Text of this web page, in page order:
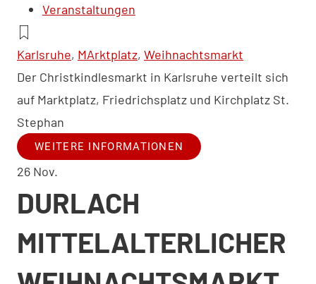
Veranstaltungen
Karlsruhe, MArktplatz, Weihnachtsmarkt
Der Christkindlesmarkt in Karlsruhe verteilt sich
auf Marktplatz, Friedrichsplatz und Kirchplatz St.
Stephan
WEITERE INFORMATIONEN
26 Nov.
DURLACH
MITTELALTERLICHER